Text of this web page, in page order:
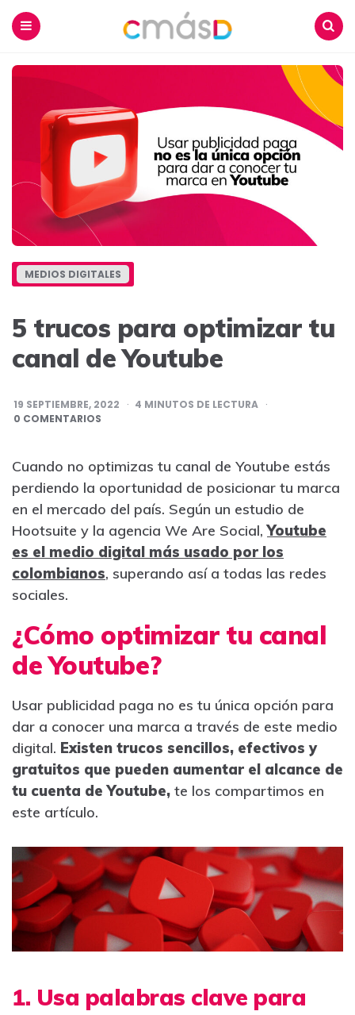
MEDIOS DIGITALES
5 trucos para optimizar tu
canal de Youtube
19 SEPTIEMBRE, 2022 4 MINUTOS DE LECTURA
0 COMENTARIOS
Cuando no optimizas tu canal de Youtube estás
perdiendo la oportunidad de posicionar tu marca
en el mercado del país. Según un estudio de
Hootsuite y la agencia We Are Social,Youtube
es el medio digital más usado por los
colombianos, superando así a todas las redes
sociales.
¿Cómo optimizar tu canal
de Youtube?
Usar publicidad paga no es tu única opción para
dar a conocer una marca a través de este medio
digital. Existen trucos sencillos, efectivos y
gratuitos que pueden aumentar el alcance de
tu cuenta de Youtube, te los compartimos en
este artículo.
1. Usa palabras clave para